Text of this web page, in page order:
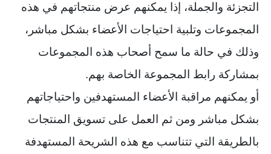
التجزئة والجملة، إذا يمكنهم عرض منتجاتهم في هذه
المجموعات وتلبية احتياجات الأعضاء بشكل مباشر،
وذلك في حالة ما سمح أصحاب هذه المجموعات
بمشاركة رابط المجموعة الخاصة بهم.
أو يمكنهم مراقبة الأعضاء المستهدفين واحتياجاتهم
بشكل مباشر ومن ثم العمل على تسويق المنتجات
بالطريقة التي تتناسب مع هذه الشريحة المستهدفة